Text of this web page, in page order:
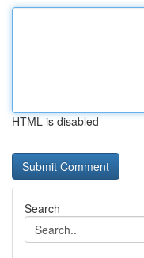
HTML is disabled
Search